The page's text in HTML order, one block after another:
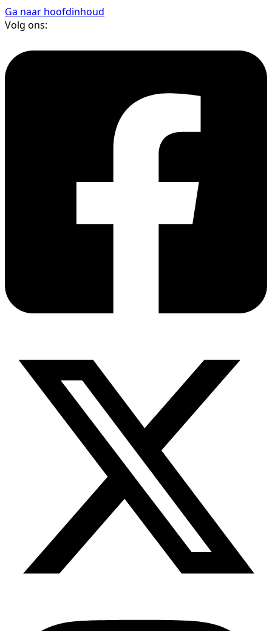
Ga naar hoofdinhoud
Volg ons: